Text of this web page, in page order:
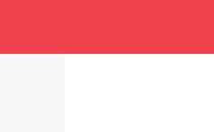
isi